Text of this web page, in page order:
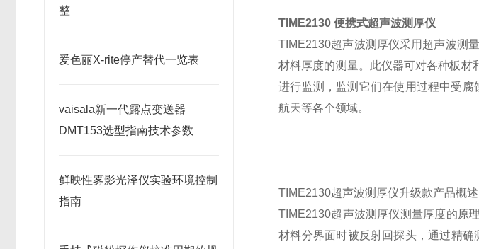
整
爱色丽X-rite停产替代一览表
vaisala新一代露点变送器
DMT153选型指南技术参数
鲜映性雾影光泽仪实验环境控制
指南
TIME2130 便携式超声波测厚仪
TIME2130超声波测厚仪采用超声波测
材料厚度的测量。此仪器可对各种板材
进行监测，监测它们在使用过程中受腐
航天等各个领域。
TIME2130超声波测厚仪升级款产品概述
TIME2130超声波测厚仪测量厚度的原
材料分界面时被反射回探头，通过精